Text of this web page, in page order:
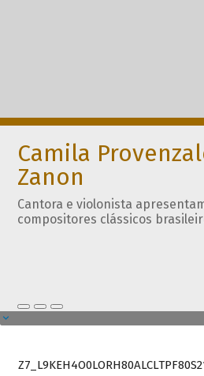
Camila
Zanon
Cantora e violonista
compositores clássicos